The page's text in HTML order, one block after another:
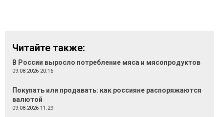
Читайте также:
В России выросло потребление мяса и мясопродуктов
09.08.2026 20:16
Покупать или продавать: как россияне распоряжаются
валютой
09.08.2026 11:29